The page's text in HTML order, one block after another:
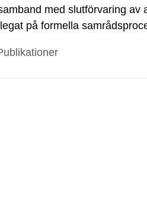
med slutförvaring
på formella
enligt kärntekniklagen.